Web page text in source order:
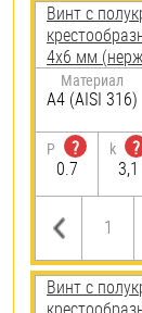
Винт с
4х6 мм
Материал
A4 (AISI 316)
P
?
0.7
k
?
3,1
Винт с